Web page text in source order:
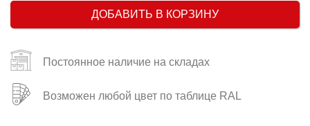
ДОБАВИТЬ В КОРЗИНУ
Постоянное наличие на складах
Возможен любой цвет по таблице RAL